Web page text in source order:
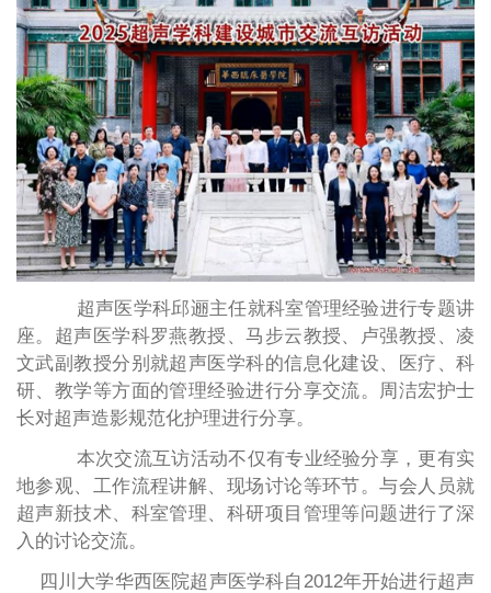
超声医学科邱逦主任就科室管理经验进行专题讲
座。超声医学科罗燕教授、马步云教授、卢强教授、凌
文武副教授分别就超声医学科的信息化建设、医疗、科
研、教学等方面的管理经验进行分享交流。周洁宏护士
长对超声造影规范化护理进行分享。
本次交流互访活动不仅有专业经验分享，更有实
地参观、工作流程讲解、现场讨论等环节。与会人员就
超声新技术、科室管理、科研项目管理等问题进行了深
入的讨论交流。
四川大学华西医院超声医学科自 2012年开始进行超声